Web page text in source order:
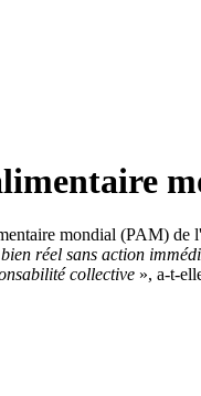
mondial (PAM) de
réel sans action
collective », a-t-